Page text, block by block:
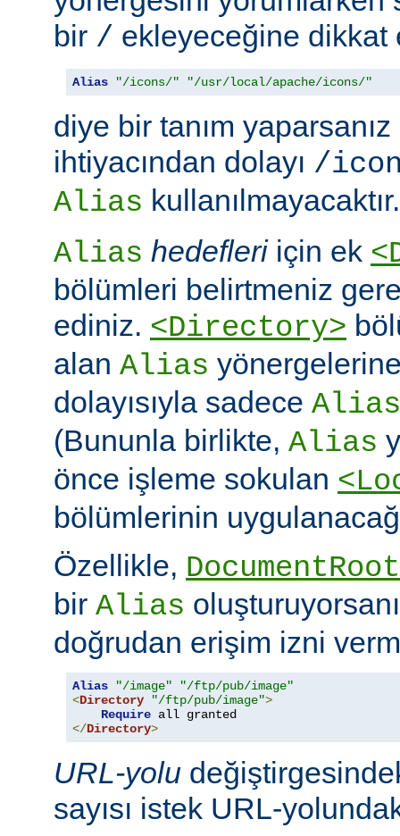
bir / ekleyeceğine dikkat
Alias "/icons/" "/usr/local/apache/icons/"
diye bir tanım
ihtiyacından dolayı /
Alias kullanılmayacaktır.
Alias hedefleriiçin ek
bölümleri belirtmeniz
ediniz. <Directory>
alan Alias
dolayısıyla sadece Alias
(Bununla birlikte, Alias
önce işleme sokulan
bölümlerinin
Özellikle, DocumentRoot
bir Alias
doğrudan erişim izni
Alias "/image"
"/ftp/pub/image"
<Directory "/ftp/pub/image">
Require
</Directory>
URL-yolu
sayısı istek URL-